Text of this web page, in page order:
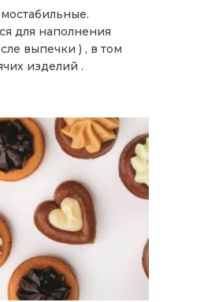
для наполнения
выпечки ) , в том
изделий .